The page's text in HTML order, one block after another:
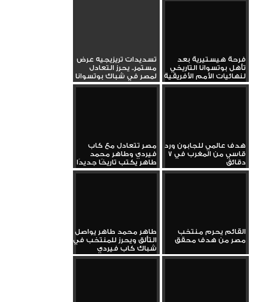
فرحة هيستيرية بعد
تأهل بوتسوانا التاريخي
لنهائيات الأمم الأفريقية
تسديدات تريزيجيه عرض
مستمر.. يحرز التعادل
لمصر في شباك بوتسوانا
هدف عالمي للجابون ورد
قاسي من المغرب في 7
دقائق
مصر تتعادل مع كاب
فيردي وطاهر محمد
طاهر يكتب تاريخًا جديدًا
القائم يحرم منتخب
مصر من هدف محقق
طاهر محمد طاهر يواصل
التألق ويحرز للمنتخب في
شباك كاب فيردي